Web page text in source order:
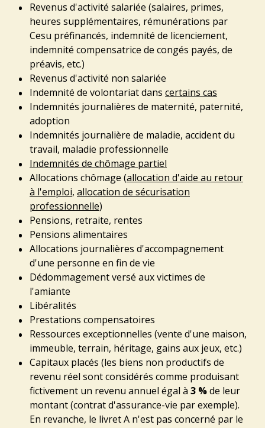
Revenus d'activité salariée (salaires, primes,
heures supplémentaires, rémunérations par
Cesu préfinancés, indemnité de licenciement,
indemnité compensatrice de congés payés, de
préavis, etc.)
Revenus d'activité non salariée
Indemnité de volontariat dans certains cas
Indemnités journalières de maternité, paternité,
adoption
Indemnités journalière de maladie, accident du
travail, maladie professionnelle
Indemnités de chômage partiel
Allocations chômage (allocation d'aide au retour
à l'emploi, allocation de sécurisation
professionnelle)
Pensions, retraite, rentes
Pensions alimentaires
Allocations journalières d'accompagnement
d'une personne en fin de vie
Dédommagement versé aux victimes de
l'amiante
Libéralités
Prestations compensatoires
Ressources exceptionnelles (vente d'une maison,
immeuble, terrain, héritage, gains aux jeux, etc.)
Capitaux placés (les biens non productifs de
revenu réel sont considérés comme produisant
fictivement un revenu annuel égal à 3 %de leur
montant (contrat d'assurance-vie par exemple).
En revanche, le livret A n'est pas concerné par le